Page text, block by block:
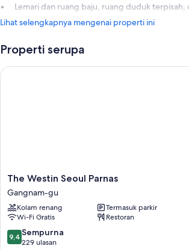
Lemari dan ruang baju, ruang duduk terpisah,
Lihat selengkapnya mengenai properti ini
Properti serupa
The
Westin
Seoul
Parnas
Gangnam-
gu
The Westin Seoul Parnas
Gangnam-gu
Kolam renang
Termasuk parkir
Wi-Fi Gratis
Restoran
9.4
dari
9,4 Sempurna
229 ulasan
The Westin Seoul Parnas